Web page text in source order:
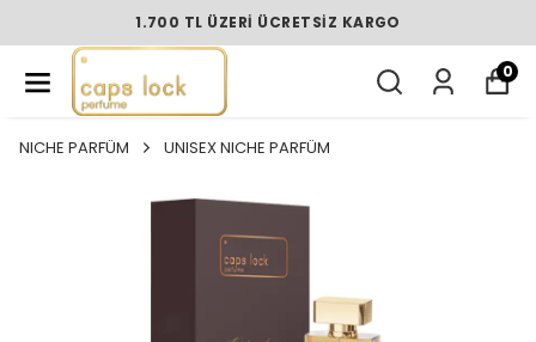
1.700 TL ÜZERI ÜCRETSIZ KARGO
0
NICHE PARFÜM UNISEX NICHE PARFÜM